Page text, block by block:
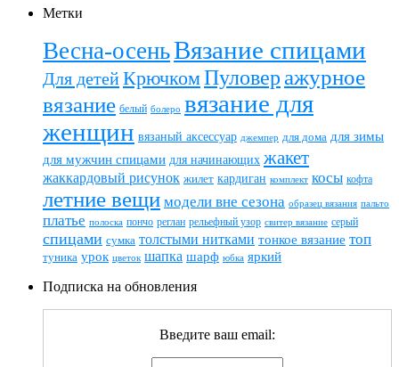
Метки
Весна-осеньВязание спицами
Для детейКрючкомПуловер ажурное
вязание белый болеро вязание для
женщин вязаный аксессуар джемпер для дома для зимы
для мужчин спицами для начинающих жакет
жаккардовый рисунок жилет кардиган комплект косы кофта
летние вещи модели вне сезона образец вязания пальто
платье полоска пончо реглан рельефный узор свитер вязание серый
спицами сумка толстыми нитками тонкое вязание топ
туника урок цветок шапка шарф юбка яркий
Подписка на обновления
Введите ваш email: